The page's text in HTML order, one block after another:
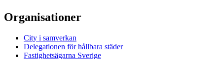
Organisationer
City i samverkan
Delegationen för hållbara städer
Fastighetsägarna Sverige